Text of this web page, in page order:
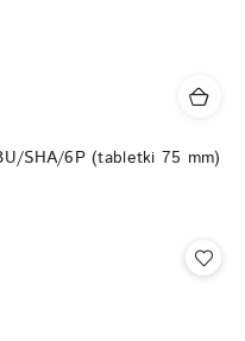
SHA/6P (tabletki 75 mm)